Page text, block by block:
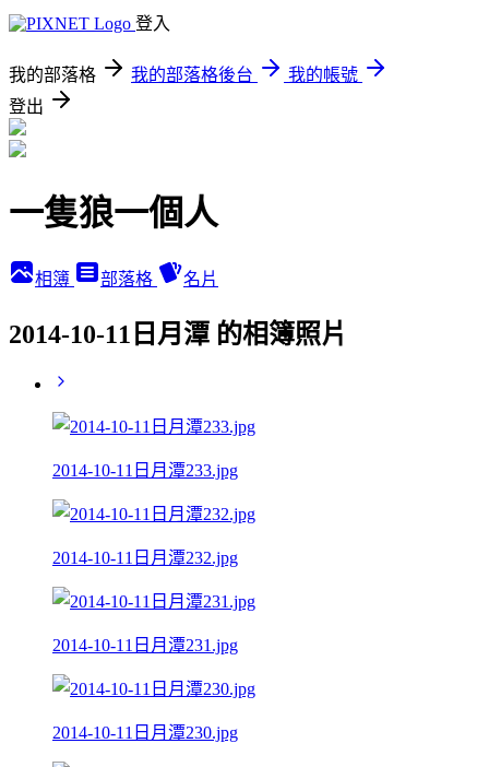
登入
我的部落格 我的部落格後台
我的帳號
登出
一隻狼一個人
相簿 部落格 名片
2014-10-11日月潭 的相簿照片
2014-10-11日月潭233.jpg
2014-10-11日月潭232.jpg
2014-10-11日月潭231.jpg
2014-10-11日月潭230.jpg